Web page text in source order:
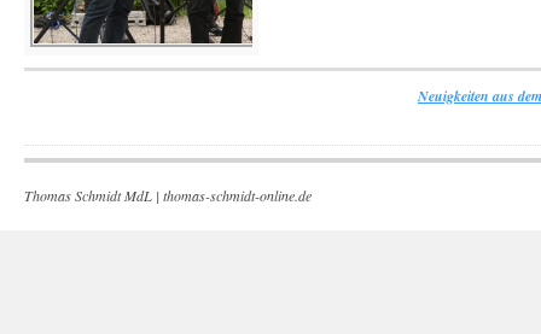
Neuigkeiten aus
Thomas Schmidt MdL | thomas-schmidt-online.de